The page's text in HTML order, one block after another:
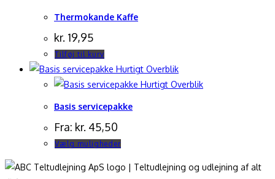
Thermokande Kaffe
kr. 19,95
Tilføj til kurv
Hurtigt Overblik
Hurtigt Overblik
Basis servicepakke
Fra: kr. 45,50
Vælg muligheder
har